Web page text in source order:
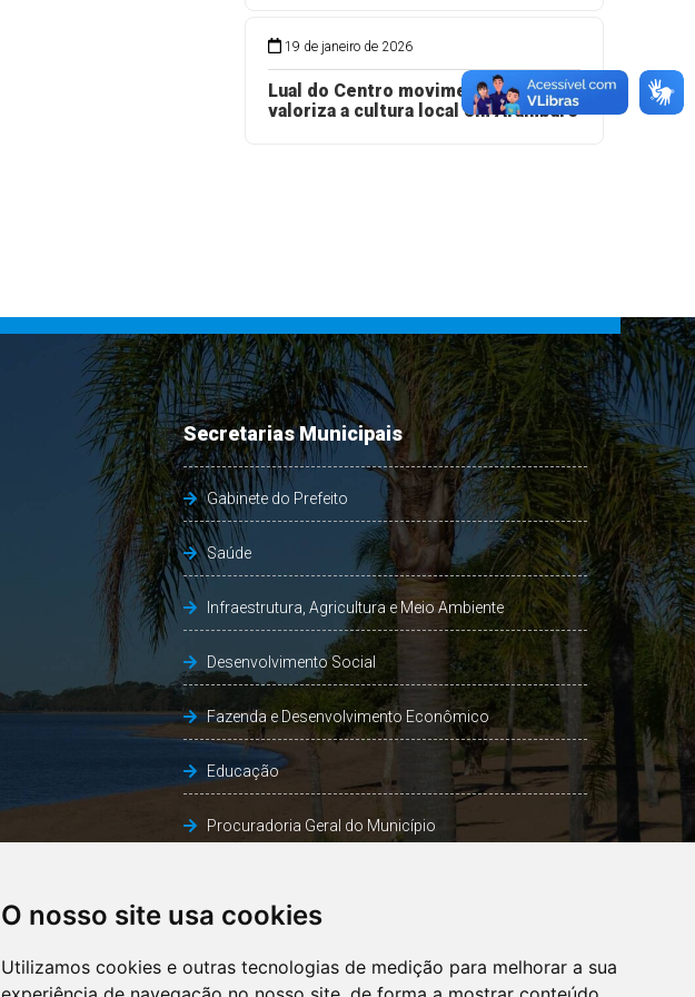
O nosso site usa cookies
Utilizamos cookies e outras tecnologias de medição para melhorar a sua
19 de janeiro de 2026
Lual do Centro movimenta a praia e
valoriza a cultura local em Arambaré
Secretarias Municipais
Gabinete do Prefeito
Saúde
Infraestrutura, Agricultura e Meio Ambiente
Desenvolvimento Social
Fazenda e Desenvolvimento Econômico
Educação
Procuradoria Geral do Município